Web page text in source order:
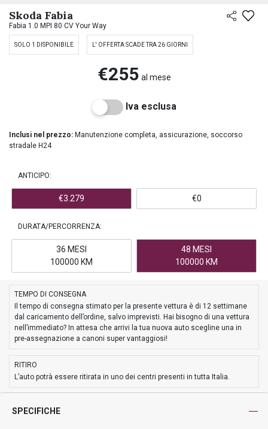
Skoda Fabia
Fabia 1.0 MPI 80 CV Your Way
SOLO 1 DISPONIBILE L' OFFERTA SCADE TRA 26 GIORNI
€255 al mese
Iva esclusa
Inclusi nel prezzo: Manutenzione completa, assicurazione, soccorso
stradale H24
ANTICIPO:
€3.279 €0
DURATA/PERCORRENZA:
36 MESI
100000 KM
48 MESI
100000 KM
TEMPO DI CONSEGNA
Il tempo di consegna stimato per la presente vettura è di 12 settimane
dal caricamento dell’ordine, salvo imprevisti. Hai bisogno di una vettura
nell’immediato? In attesa che arrivi la tua nuova auto scegline una in
pre-assegnazione a canoni super vantaggiosi!
RITIRO
L’auto potrà essere ritirata in uno dei centri presenti in tutta Italia.
SPECIFICHE